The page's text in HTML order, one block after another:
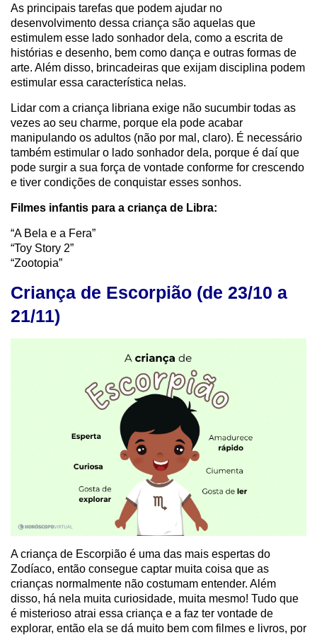
As principais tarefas que podem ajudar no
desenvolvimento dessa criança são aquelas que
estimulem esse lado sonhador dela, como a escrita de
histórias e desenho, bem como dança e outras formas de
arte. Além disso, brincadeiras que exijam disciplina podem
estimular essa característica nelas.
Lidar com a criança libriana exige não sucumbir todas as
vezes ao seu charme, porque ela pode acabar
manipulando os adultos (não por mal, claro). É necessário
também estimular o lado sonhador dela, porque é daí que
pode surgir a sua força de vontade conforme for crescendo
e tiver condições de conquistar esses sonhos.
Filmes infantis para a criança de Libra:
“A Bela e a Fera”
“Toy Story 2”
“Zootopia”
Criança de Escorpião (de 23/10 a
21/11)
A criança de Escorpião é uma das mais espertas do
Zodíaco, então consegue captar muita coisa que as
crianças normalmente não costumam entender. Além
disso, há nela muita curiosidade, muita mesmo! Tudo que
é misterioso atrai essa criança e a faz ter vontade de
explorar, então ela se dá muito bem com filmes e livros, por